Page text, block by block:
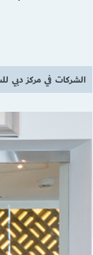
الشركات في مركز دبي